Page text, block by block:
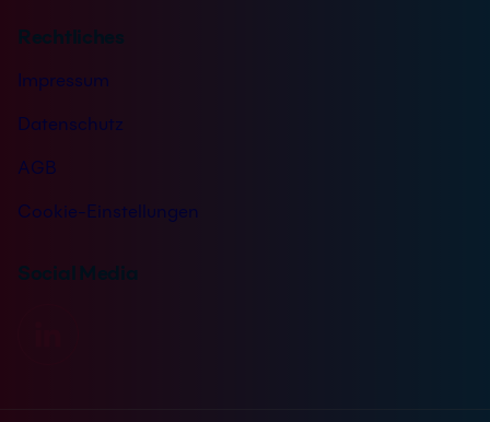
Rechtliches
Impressum
Datenschutz
AGB
Cookie-Einstellungen
Social Media